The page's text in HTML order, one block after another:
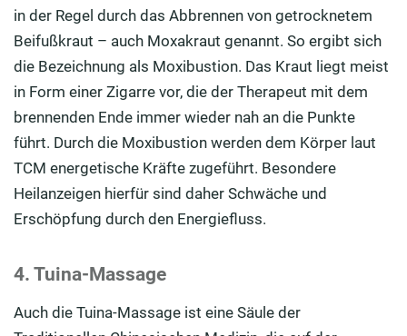
in der Regel durch das Abbrennen von getrocknetem
Beifußkraut – auch Moxakraut genannt. So ergibt sich
die Bezeichnung als Moxibustion. Das Kraut liegt meist
in Form einer Zigarre vor, die der Therapeut mit dem
brennenden Ende immer wieder nah an die Punkte
führt. Durch die Moxibustion werden dem Körper laut
TCM energetische Kräfte zugeführt. Besondere
Heilanzeigen hierfür sind daher Schwäche und
Erschöpfung durch den Energiefluss.
4. Tuina-Massage
Auch die Tuina-Massage ist eine Säule der